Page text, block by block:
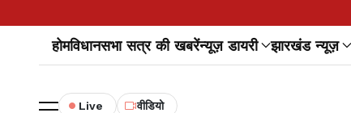
होमविधानसभा सत्र की खबरेंन्यूज़ डायरी झारखंड न्यूज़
Live वीडियो